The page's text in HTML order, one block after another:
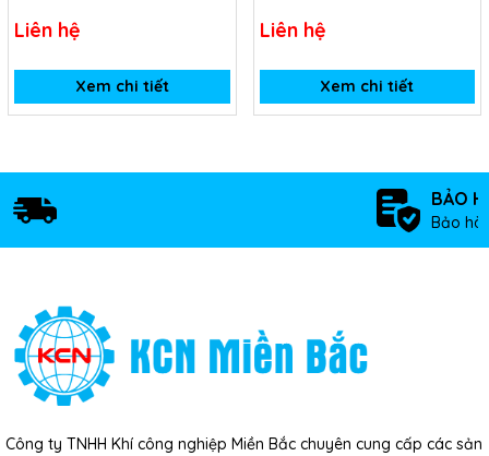
Liên hệ
Xem chi tiết
Liên hệ
Xem chi tiết
BẢO
Bảo
Công ty TNHH Khí công nghiệp Miền Bắc chuyên cung cấp các sản